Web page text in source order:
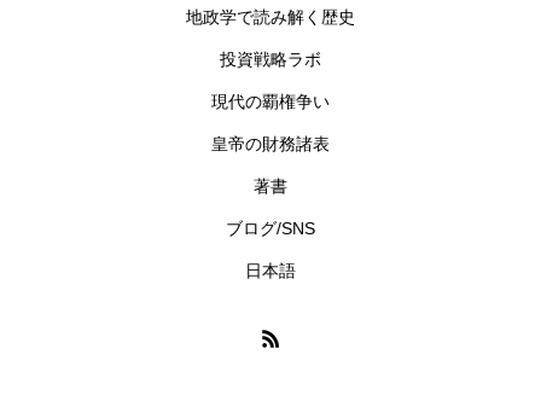
地政学で読み解く歴史
投資戦略ラボ
現代の覇権争い
皇帝の財務諸表
著書
ブログ/SNS
日本語